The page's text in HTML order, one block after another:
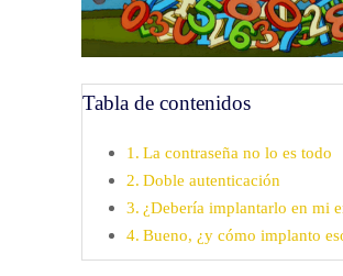
Tabla de contenidos
La contraseña no lo es todo
Doble autenticación
¿Debería implantarlo en mi
Bueno, ¿y cómo implanto